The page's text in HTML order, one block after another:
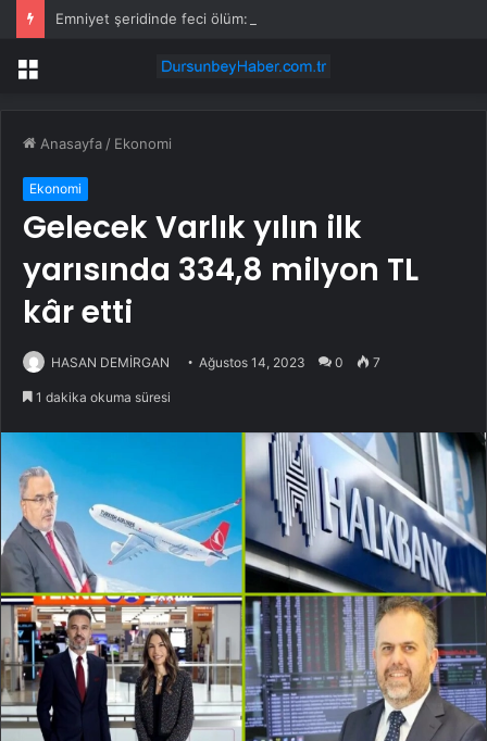
Menü
Anasayfa / Ekonomi
Ekonomi
Gelecek Varlık yılın ilk
yarısında 334,8 milyon TL
kâr etti
HASAN DEMİRGAN Ağustos 14, 2023 0 7
1 dakika okuma süresi